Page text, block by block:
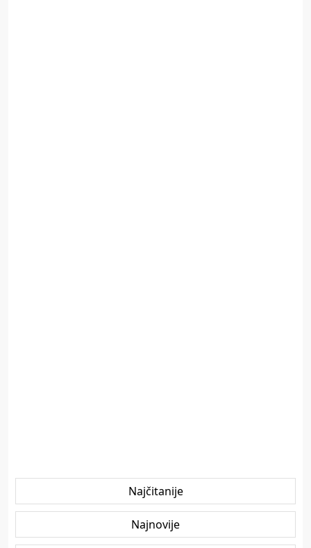
Najčitanije
Najnovije